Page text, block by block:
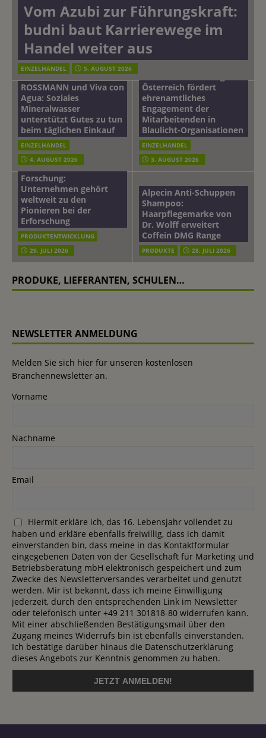
Vom Azubi zur Führungskraft:
budni baut Karrierewege im
Handel weiter aus
EINZELHANDEL 5. AUGUST 2026
ROSSMANN und Viva con
Agua: Soziales
Mineralwasser
unterstützt Gutes zu tun
beim täglichen Einkauf
EINZELHANDEL
4. AUGUST 2026
Österreich fördert
ehrenamtliches
Engagement der
Mitarbeitenden in
Blaulicht-Organisationen
EINZELHANDEL
3. AUGUST 2026
Beiersdorf
Hautmikrobiom-
Forschung:
Unternehmen gehört
weltweit zu den
Pionieren bei der
Erforschung
PRODUKTENTWICKLUNG
29. JULI 2026
Alpecin Anti-Schuppen
Shampoo:
Haarpflegemarke von
Dr. Wolff erweitert
Coffein DMG Range
PRODUKTE 28. JULI 2026
PRODUKE, LIEFERANTEN, SCHULEN…
NEWSLETTER ANMELDUNG
Melden Sie sich hier für unseren kostenlosen
Branchennewsletter an.
Vorname
Nachname
Email
Hiermit erkläre ich, das 16. Lebensjahr vollendet zu
haben und erkläre ebenfalls freiwillig, dass ich damit
einverstanden bin, dass meine in das Kontaktformular
eingegebenen Daten von der Gesellschaft für Marketing und
Betriebsberatung mbH elektronisch gespeichert und zum
Zwecke des Newsletterversandes verarbeitet und genutzt
werden. Mir ist bekannt, dass ich meine Einwilligung
jederzeit, durch den entsprechenden Link im Newsletter
oder telefonisch unter +49 211 301818-80 widerrufen kann.
Mit einer abschließenden Bestätigungsmail über den
Zugang meines Widerrufs bin ist ebenfalls einverstanden.
Ich bestätige darüber hinaus die Datenschutzerklärung
dieses Angebots zur Kenntnis genommen zu haben.